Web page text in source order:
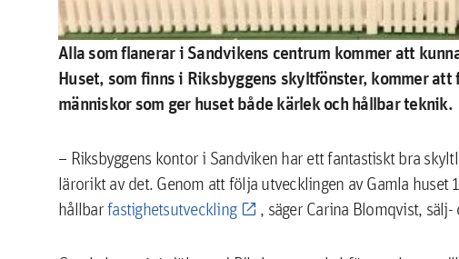
Alla som flanerar i Sandvikens centrum kommer att
Huset, som finns i Riksbyggens skyltfönster, kommer
människor som ger huset både kärlek och hållbar teknik.
– Riksbyggens kontor i Sandviken har ett fantastiskt bra
lärorikt av det. Genom att följa utvecklingen av Gamla
hållbarfastighetsutveckling , säger Carina Blomqvist,